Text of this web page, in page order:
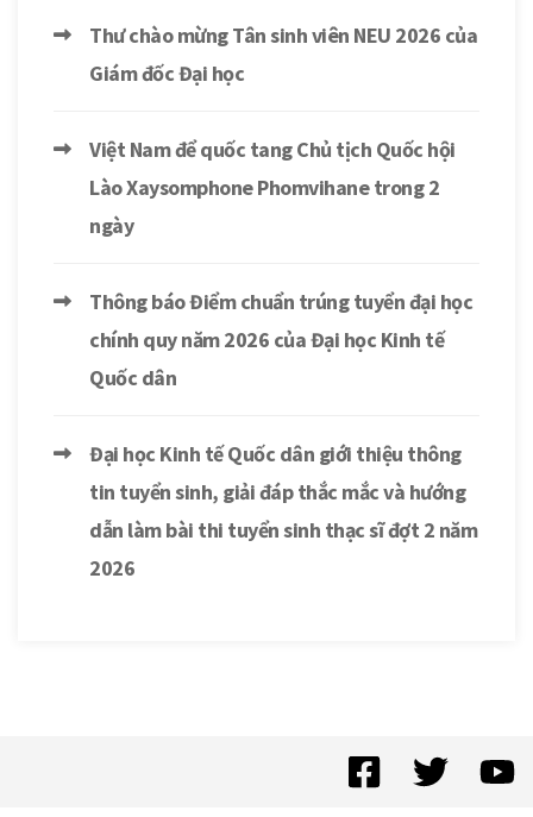
Thư chào mừng Tân sinh viên NEU 2026 của
Giám đốc Đại học
Việt Nam để quốc tang Chủ tịch Quốc hội
Lào Xaysomphone Phomvihane trong 2
ngày
Thông báo Điểm chuẩn trúng tuyển đại học
chính quy năm 2026 của Đại học Kinh tế
Quốc dân
Đại học Kinh tế Quốc dân giới thiệu thông
tin tuyển sinh, giải đáp thắc mắc và hướng
dẫn làm bài thi tuyển sinh thạc sĩ đợt 2 năm
2026